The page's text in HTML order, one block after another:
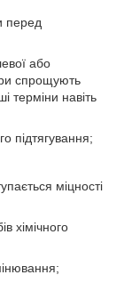
перед
або
спрощують
терміни навіть
підтягування;
міцності
хімічного